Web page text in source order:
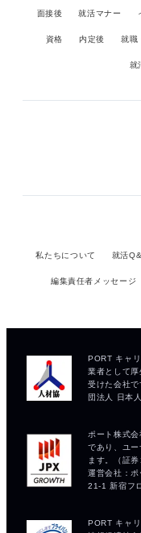
面接後 就活マナー
資格 内定後 就職
就
私たちについて 就活
編集責任者メッセージ